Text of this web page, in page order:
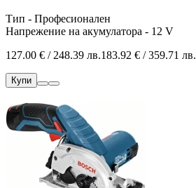
Тип - Професионален
Напрежение на акумулатора - 12 V
127.00 € / 248.39 лв.183.92 € / 359.71 лв.
Купи